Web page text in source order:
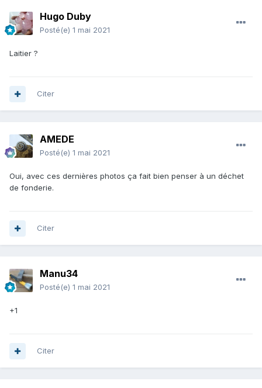
Hugo Duby
Posté(e) 1 mai 2021
Laitier ?
Citer
AMEDE
Posté(e) 1 mai 2021
Oui, avec ces dernières photos ça fait bien penser à un déchet
de fonderie.
Citer
Manu34
Posté(e) 1 mai 2021
+1
Citer